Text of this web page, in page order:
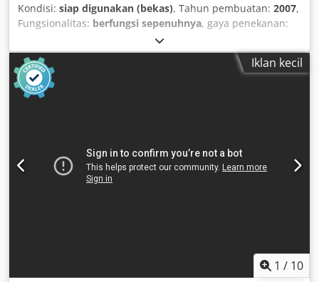
Kondisi: siap digunakan (bekas), Tahun pembuatan: 2007,
Fungsionalitas: berfungsi sepenuhnya, gaya penekanan:
180 mm
tenggorokan:500 mm, berat keseluruhan:28.000 kg,
model controller:
, Mesin ini telah
direkondisi secara menyeluruh pada tahun 2007!
Pekerjaan modifikasi berikut telah dilakukan pada mesin
menjadi kombinasi kopling-rem yang dioperasikan secara
pneumatik dari Ortlinghaus Penyesuaian poros roda gigi,
roda gila, dan tutup bantalan agar sesuai dengan
Penggantian sabuk V untuk penggerak roda gila
Iklan kecil
1 / 10